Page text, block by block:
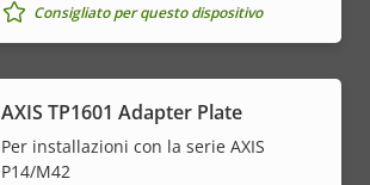
Consigliato per questo dispositivo
AXIS TP1601 Adapter Plate
Per installazioni con la serie AXIS
P14/M42